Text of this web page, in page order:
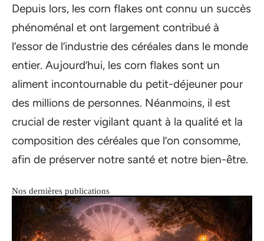
Depuis lors, les corn flakes ont connu un succès
phénoménal et ont largement contribué à
l’essor de l’industrie des céréales dans le monde
entier. Aujourd’hui, les corn flakes sont un
aliment incontournable du petit-déjeuner pour
des millions de personnes. Néanmoins, il est
crucial de rester vigilant quant à la qualité et la
composition des céréales que l’on consomme,
afin de préserver notre santé et notre bien-être.
Nos dernières publications